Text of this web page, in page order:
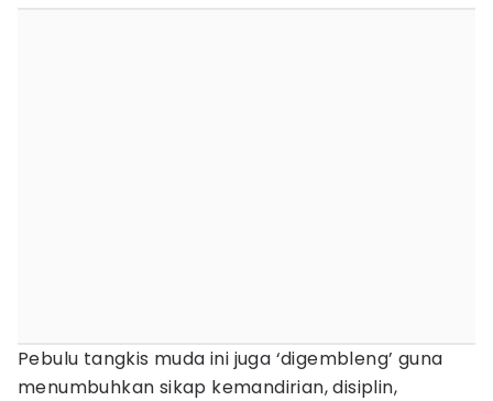
Pebulu tangkis muda ini juga ‘digembleng’ guna
menumbuhkan sikap kemandirian, disiplin,